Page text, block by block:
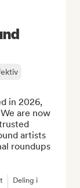
in 2026,
are now
artists
roundups
Deling i